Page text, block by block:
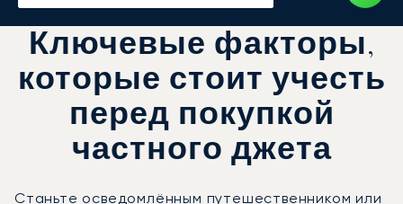
Ключевые факторы,
которые стоит учесть
перед покупкой
частного джета
Станьте осведомлённым путешественником или